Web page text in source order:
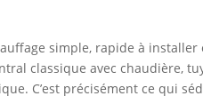
simple, rapide à
classique avec chaudière,
C’est précisément ce qui